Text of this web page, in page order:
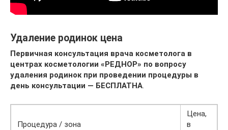
Удаление родинок цена
Первичная консультация врача косметолога в
центрах косметологии «РЕДНОР» по вопросу
удаления родинок при проведении процедуры в
день консультации — БЕСПЛАТНА.
Процедура / зона
Цена,
в